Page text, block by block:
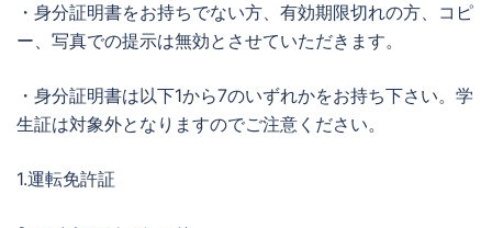
・身分証明書をお持ちでない方、有効期限切れの方、コピ
ー、写真での提示は無効とさせていただきます。
・身分証明書は以下1から7のいずれかをお持ち下さい。学
生証は対象外となりますのでご注意ください。
1.運転免許証